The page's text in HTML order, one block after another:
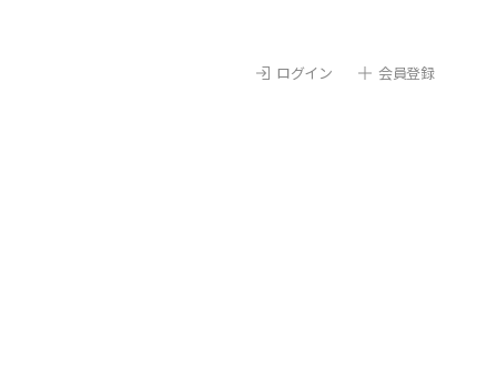
ログイン 会員登録